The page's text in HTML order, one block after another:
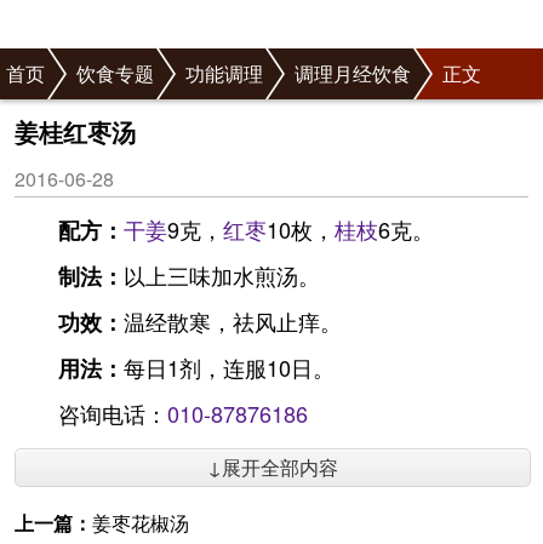
首页 饮食专题 功能调理 调理月经饮食 正文
姜桂红枣汤
2016-06-28
配方： 干姜9克， 红枣10枚， 桂枝6克。
制法： 以上三味加水煎汤。
功效： 温经散寒，祛风止痒。
用法： 每日1剂，连服10日。
咨询电话： 010-87876186
↓展开全部内容
上一篇： 姜枣花椒汤